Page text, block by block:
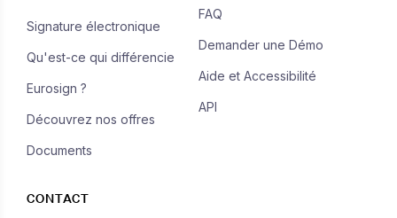
Signature électronique
Qu'est-ce qui différencie
Eurosign ?
Découvrez nos offres
Documents
FAQ
Demander une Démo
Aide et Accessibilité
API
CONTACT